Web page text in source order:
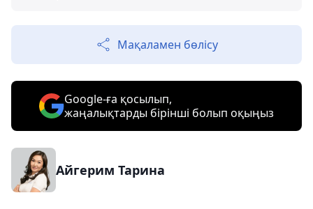
Мақаламен бөлісу
Google-ға қосылып,
жаңалықтарды бірінші болып оқыңыз
Айгерим Тарина